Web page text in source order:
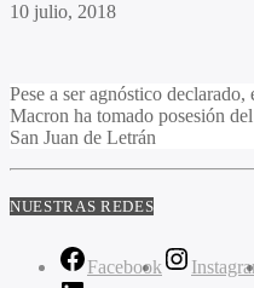
10 julio, 2018
Pese a ser agnóstico
Macron ha tomado posesión
San Juan de Letrán
NUESTRAS REDES
Facebook